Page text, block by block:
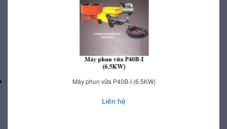
Máy phun vữa P40B-I (6.5KW)
Liên hệ